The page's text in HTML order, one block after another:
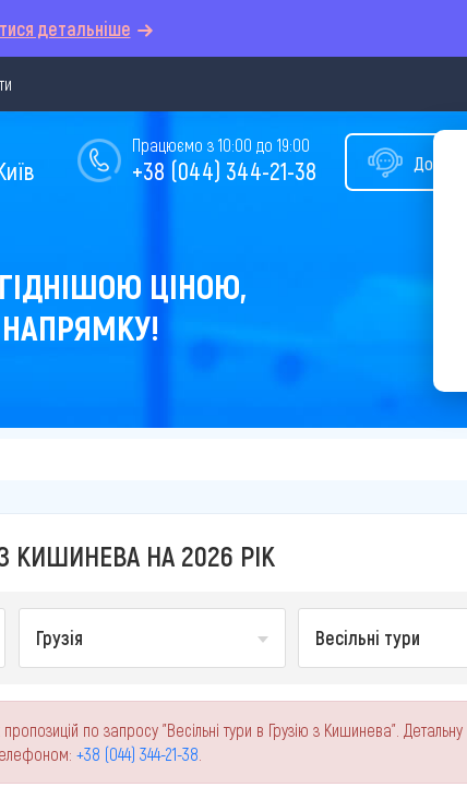
детальніше
Працюємо з 10:00 до 19:00
+38 (044) 344-21-38
ЦІНОЮ,
КИШИНЕВА НА 2026 РІК
Грузія Весільні тури
по запросу "Весільні тури в Грузію з Кишинева".
+38 (044) 344-21-38